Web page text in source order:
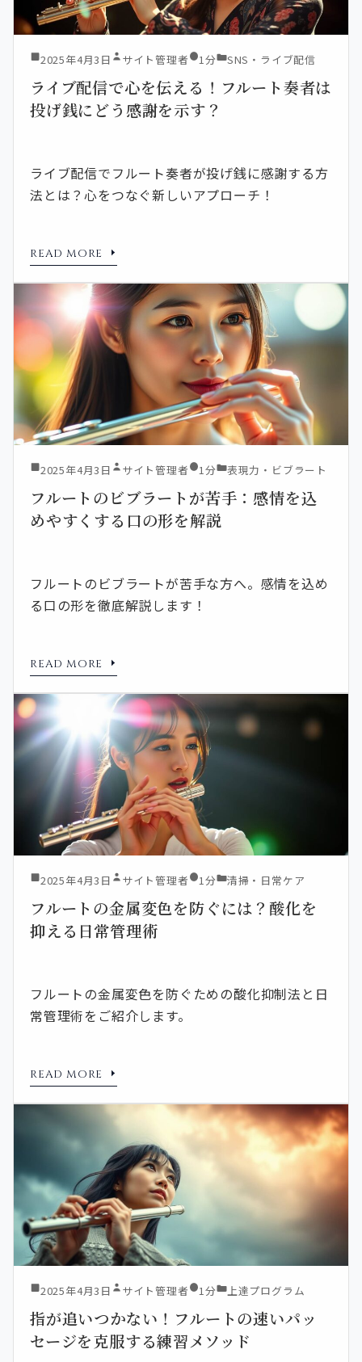
2025年4月3日 サイト管理者 1分 SNS・ライブ配信
ライブ配信で心を伝える！フルート奏者は
投げ銭にどう感謝を示す？
ライブ配信でフルート奏者が投げ銭に感謝する方
法とは？心をつなぐ新しいアプローチ！
READ MORE
2025年4月3日 サイト管理者 1分 表現力・ビブラート
フルートのビブラートが苦手：感情を込
めやすくする口の形を解説
フルートのビブラートが苦手な方へ。感情を込め
る口の形を徹底解説します！
READ MORE
2025年4月3日 サイト管理者 1分 清掃・日常ケア
フルートの金属変色を防ぐには？酸化を
抑える日常管理術
フルートの金属変色を防ぐための酸化抑制法と日
常管理術をご紹介します。
READ MORE
2025年4月3日 サイト管理者 1分 上達プログラム
指が追いつかない！フルートの速いパッ
セージを克服する練習メソッド